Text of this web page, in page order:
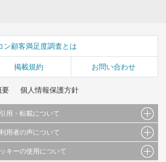
ン顧客満足度調査とは
掲載規約 お問い合わせ
要 個人情報保護方針
引用・転載について
字、写真、イラスト、画像データ等）及びこれらの配
断転載・複製などの二次利用を行うことは固く禁じて
利用者の声について
てサービスの利用者が提出された見解・感想です。
キーの使用について